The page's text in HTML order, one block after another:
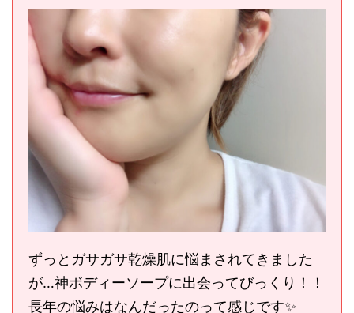
ずっとガサガサ乾燥肌に悩まされてきました
が…神ボディーソープに出会ってびっくり！！
長年の悩みはなんだったのって感じです✨